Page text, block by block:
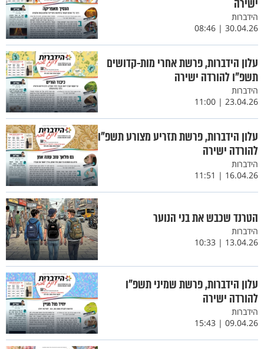
ישירה
הידברות
30.04.26 | 08:46
עלון הידברות, פרשת אחרי מות-קדושים
תשפ"ו להורדה ישירה
הידברות
23.04.26 | 11:00
עלון הידברות, פרשת תזריע מצורע תשפ"ו
להורדה ישירה
הידברות
16.04.26 | 11:51
הטרנד שכבש את בני הנוער
הידברות
13.04.26 | 10:33
עלון הידברות, פרשת שמיני תשפ"ו
להורדה ישירה
הידברות
09.04.26 | 15:43